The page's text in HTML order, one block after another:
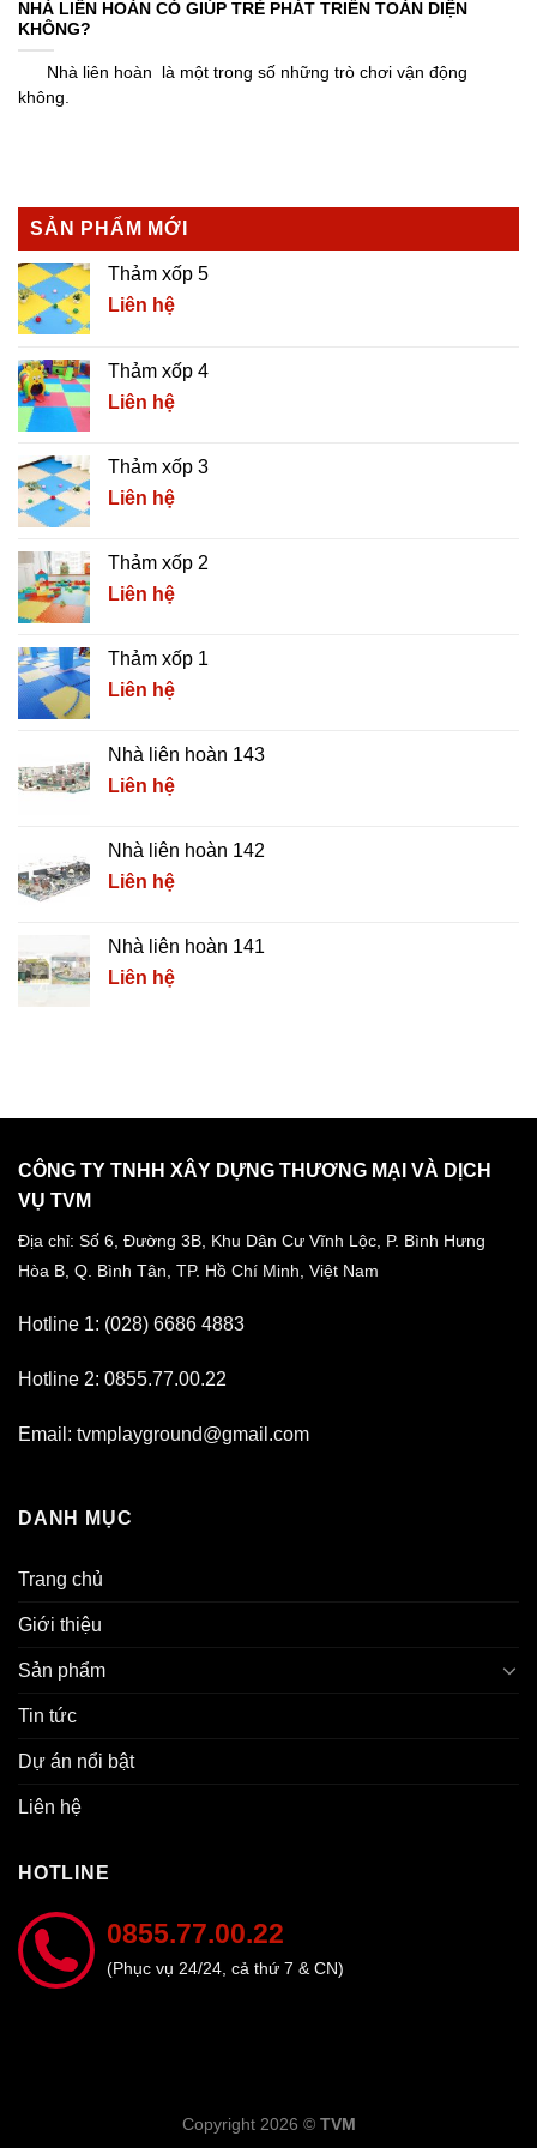
SẢN PHẨM MỚI
Thảm xốp 5
Liên hệ
Thảm xốp 4
Liên hệ
Thảm xốp 3
Liên hệ
Thảm xốp 2
Liên hệ
Thảm xốp 1
Liên hệ
Nhà liên hoàn 143
Liên hệ
Nhà liên hoàn 142
Liên hệ
Nhà liên hoàn 141
Liên hệ
NHÀ LIÊN HOÀN CÓ GIÚP TRẺ PHÁT TRIỂN TOÀN DIỆN
KHÔNG?
Nhà liên hoàn là một trong số những trò chơi vận động
không.
CÔNG TY TNHH XÂY DỰNG THƯƠNG MẠI VÀ DỊCH
VỤ TVM
Địa chỉ: Số 6, Đường 3B, Khu Dân Cư Vĩnh Lộc, P. Bình Hưng
Hòa B, Q. Bình Tân, TP. Hồ Chí Minh, Việt Nam
Hotline 1: (028) 6686 4883
Hotline 2: 0855.77.00.22
Email: tvmplayground@gmail.com
DANH MỤC
Trang chủ
Giới thiệu
Sản phẩm
Tin tức
Dự án nổi bật
Liên hệ
HOTLINE
0855.77.00.22
(Phục vụ 24/24, cả thứ 7 & CN)
Copyright 2026 © TVM